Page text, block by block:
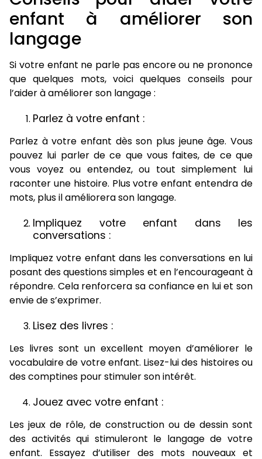
enfant à améliorer son
langage
Si votre enfant ne parle pas encore ou ne prononce
que quelques mots, voici quelques conseils pour
l’aider à améliorer son langage :
Parlez à votre enfant :
Parlez à votre enfant dès son plus jeune âge. Vous
pouvez lui parler de ce que vous faites, de ce que
vous voyez ou entendez, ou tout simplement lui
raconter une histoire. Plus votre enfant entendra de
mots, plus il améliorera son langage.
Impliquez votre enfant dans les
conversations :
Impliquez votre enfant dans les conversations en lui
posant des questions simples et en l’encourageant à
répondre. Cela renforcera sa confiance en lui et son
envie de s’exprimer.
Lisez des livres :
Les livres sont un excellent moyen d’améliorer le
vocabulaire de votre enfant. Lisez-lui des histoires ou
des comptines pour stimuler son intérêt.
Jouez avec votre enfant :
Les jeux de rôle, de construction ou de dessin sont
des activités qui stimuleront le langage de votre
enfant. Essayez d’utiliser des mots nouveaux et